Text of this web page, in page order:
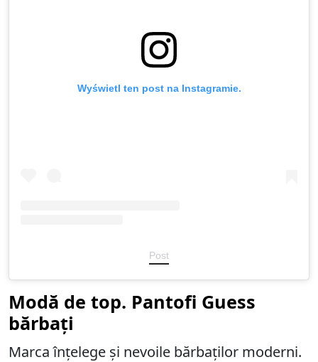
Wyświetl ten post na Instagramie.
Post
Modă de top. Pantofi Guess
bărbați
Marca înțelege și nevoile bărbaților moderni.